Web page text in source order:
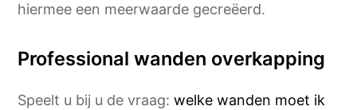
hiermee een meerwaarde gecreëerd.
Professional wanden overkapping
Speelt u bij u de vraag:welke wanden moet ik